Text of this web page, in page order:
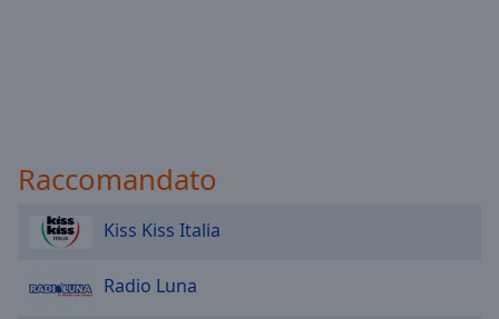
Raccomandato
Kiss Kiss Italia
Radio Luna